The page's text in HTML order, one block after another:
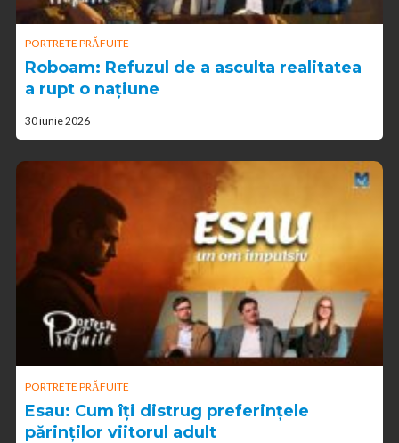
PORTRETE PRĂFUITE
Roboam: Refuzul de a asculta realitatea
a rupt o națiune
30 iunie 2026
PORTRETE PRĂFUITE
Esau: Cum îți distrug preferințele
părinților viitorul adult